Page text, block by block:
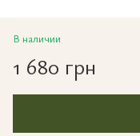
В наличии
1 680 грн